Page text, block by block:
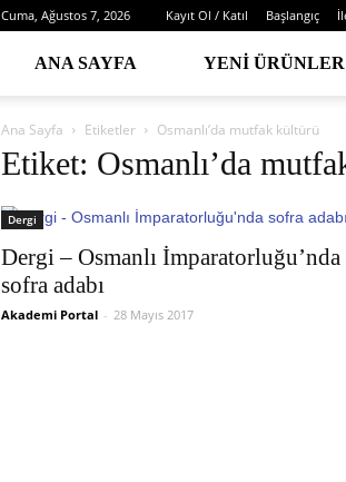
Cuma, Ağustos 7, 2026 Kayıt Ol / Katıl Başlangıç
ANA SAYFA YENI ÜRÜNLER
Ana Sayfa Etiketler Osmanlı’da mutfak kültürü
Etiket: Osmanlı’da
Dergi
Dergi – Osmanlı İmparatorluğu’nda
sofra adabı
Akademi Portal - 28 Mayıs 2017